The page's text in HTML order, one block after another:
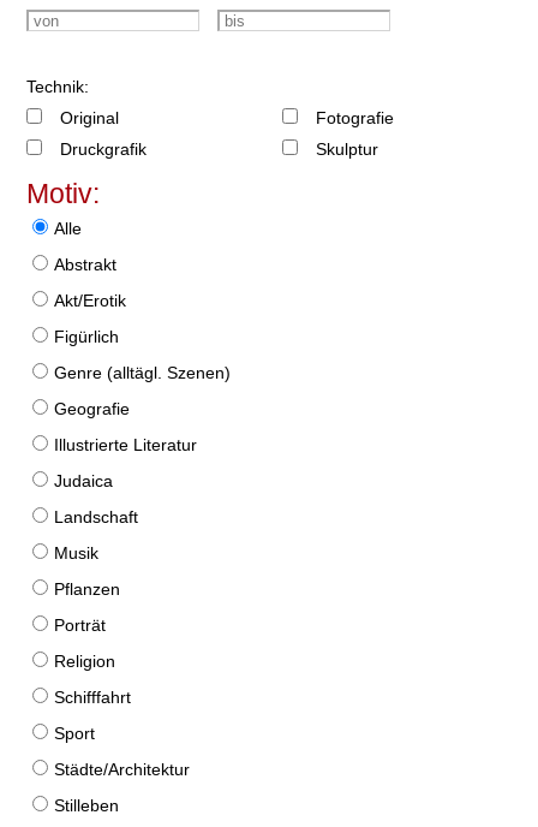
Technik:
Original
Druckgrafik
Fotografie
Skulptur
Motiv:
Alle
Abstrakt
Akt/Erotik
Figürlich
Genre (alltägl. Szenen)
Geografie
Illustrierte Literatur
Judaica
Landschaft
Musik
Pflanzen
Porträt
Religion
Schifffahrt
Sport
Städte/Architektur
Stilleben